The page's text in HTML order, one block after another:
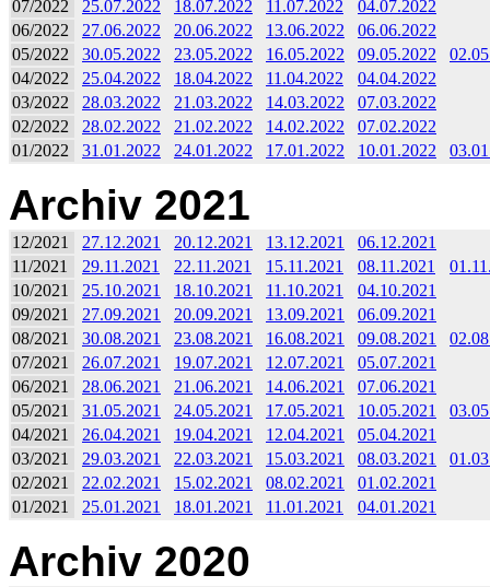
07/2022 25.07.2022 18.07.2022 11.07.2022
04.07.2022
06/2022
27.06.2022 20.06.2022 13.06.2022
06.06.2022
05/2022
30.05.2022 23.05.2022 16.05.2022 09.05.2022
04/2022
25.04.2022 18.04.2022 11.04.2022
04.04.2022
03/2022
28.03.2022 21.03.2022 14.03.2022
07.03.2022
02/2022
28.02.2022 21.02.2022 14.02.2022
07.02.2022
01/2022
31.01.2022 24.01.2022 17.01.2022 10.01.2022
Archiv 2021
12/2021 27.12.2021 20.12.2021 13.12.2021
06.12.2021
11/2021
29.11.2021 22.11.2021 15.11.2021 08.11.2021
10/2021
25.10.2021 18.10.2021 11.10.2021
04.10.2021
09/2021
27.09.2021 20.09.2021 13.09.2021
06.09.2021
08/2021
30.08.2021 23.08.2021 16.08.2021 09.08.2021
07/2021
26.07.2021 19.07.2021 12.07.2021
05.07.2021
06/2021
28.06.2021 21.06.2021 14.06.2021
07.06.2021
05/2021
31.05.2021 24.05.2021 17.05.2021 10.05.2021
04/2021
26.04.2021 19.04.2021 12.04.2021
05.04.2021
03/2021
29.03.2021 22.03.2021 15.03.2021 08.03.2021
02/2021
22.02.2021 15.02.2021 08.02.2021
01.02.2021
01/2021
25.01.2021 18.01.2021 11.01.2021 04.01.2021
Archiv 2020